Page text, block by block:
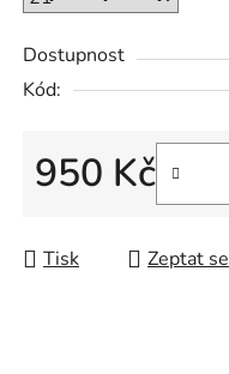
Dostupnost
Kód:
950 Kč
Tisk Zeptat se